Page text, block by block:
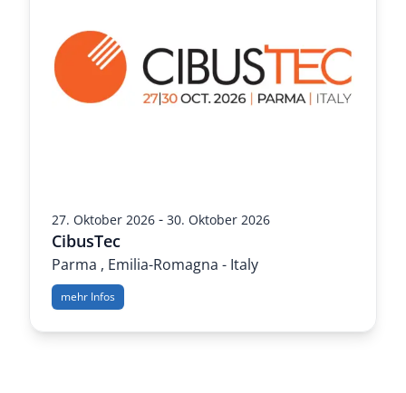
27. Oktober 2026-30. Oktober 2026
CibusTec
Parma , Emilia-Romagna - Italy
mehr Infos